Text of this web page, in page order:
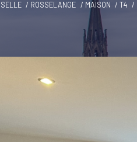
ROSSELANGE MAISON T4